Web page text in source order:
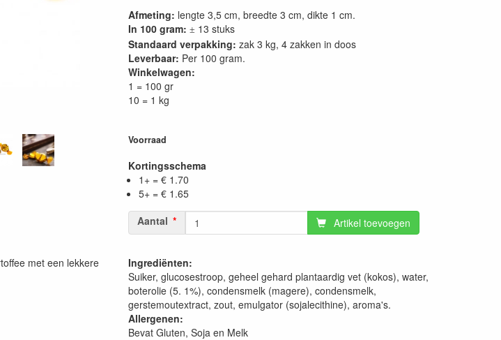
Afmeting: lengte 3,5 cm, breedte 3 cm, dikte 1 cm.
In 100 gram: ± 13 stuks
Standaard verpakking: zak 3 kg, 4 zakken in doos
Leverbaar: Per 100 gram.
Winkelwagen:
1 = 100 gr
10 = 1 kg
Voorraad
Kortingsschema
1+ = € 1.70
5+ = € 1.65
Aantal
Artikel toevoegen
met een lekkere
Ingrediënten:
Suiker, glucosestroop, geheel gehard plantaardig vet (kokos), water,
boterolie (5. 1%), condensmelk (magere), condensmelk,
gerstemoutextract, zout, emulgator (sojalecithine), aroma's.
Allergenen:
Bevat Gluten, Soja en Melk